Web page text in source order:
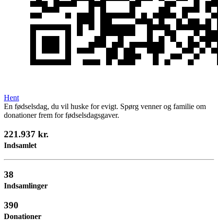
Hent
En fødselsdag, du vil huske for evigt. Spørg venner og familie om
donationer frem for fødselsdagsgaver.
221.937 kr.
Indsamlet
38
Indsamlinger
390
Donationer